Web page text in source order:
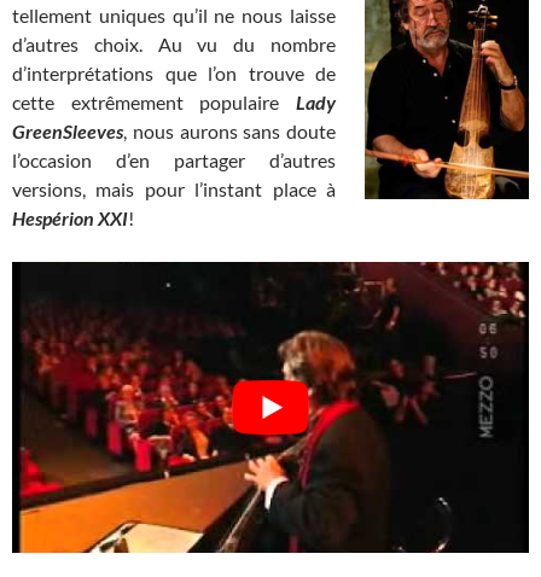
tellement uniques qu’il ne nous laisse
d’autres choix. Au vu du nombre
d’interprétations que l’on trouve de
cette extrêmement populaire Lady
GreenSleeves, nous aurons sans doute
l’occasion d’en partager d’autres
versions, mais pour l’instant place à
Hespérion XXI!